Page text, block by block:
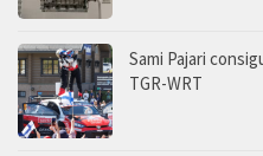
Sami Pajari
TGR-WRT